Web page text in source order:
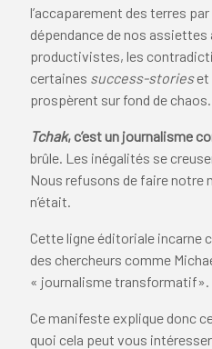
l’accaparement des terres
dépendance de nos assiettes
productivistes, les
certaines success-storieset
prospèrent sur fond de chaos.
Tchak, c’est un journalisme
brûle. Les inégalités se
Nous refusons de faire notre
n’était.
Cette ligne éditoriale incarne
des chercheurs comme
« journalisme transformatif».
Ce manifeste explique donc
quoi cela peut vous